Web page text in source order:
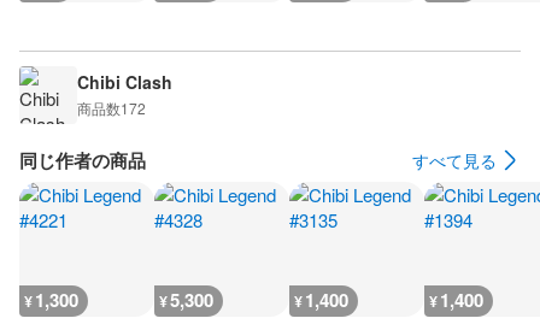
Chibi Clash
商品数172
同じ作者の商品 すべて見る
¥1,300 ¥5,300 ¥1,400 ¥1,400